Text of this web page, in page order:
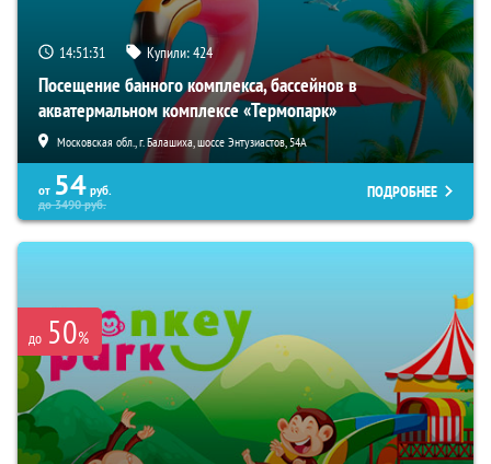
14:51:30 Купили:424
Посещение банного комплекса, бассейнов в
акватермальном комплексе «Термопарк»
Московская обл., г. Балашиха, шоссе Энтузиастов, 54А
от 54 руб.
до3490руб.
ПОДРОБНЕЕ
до 50%